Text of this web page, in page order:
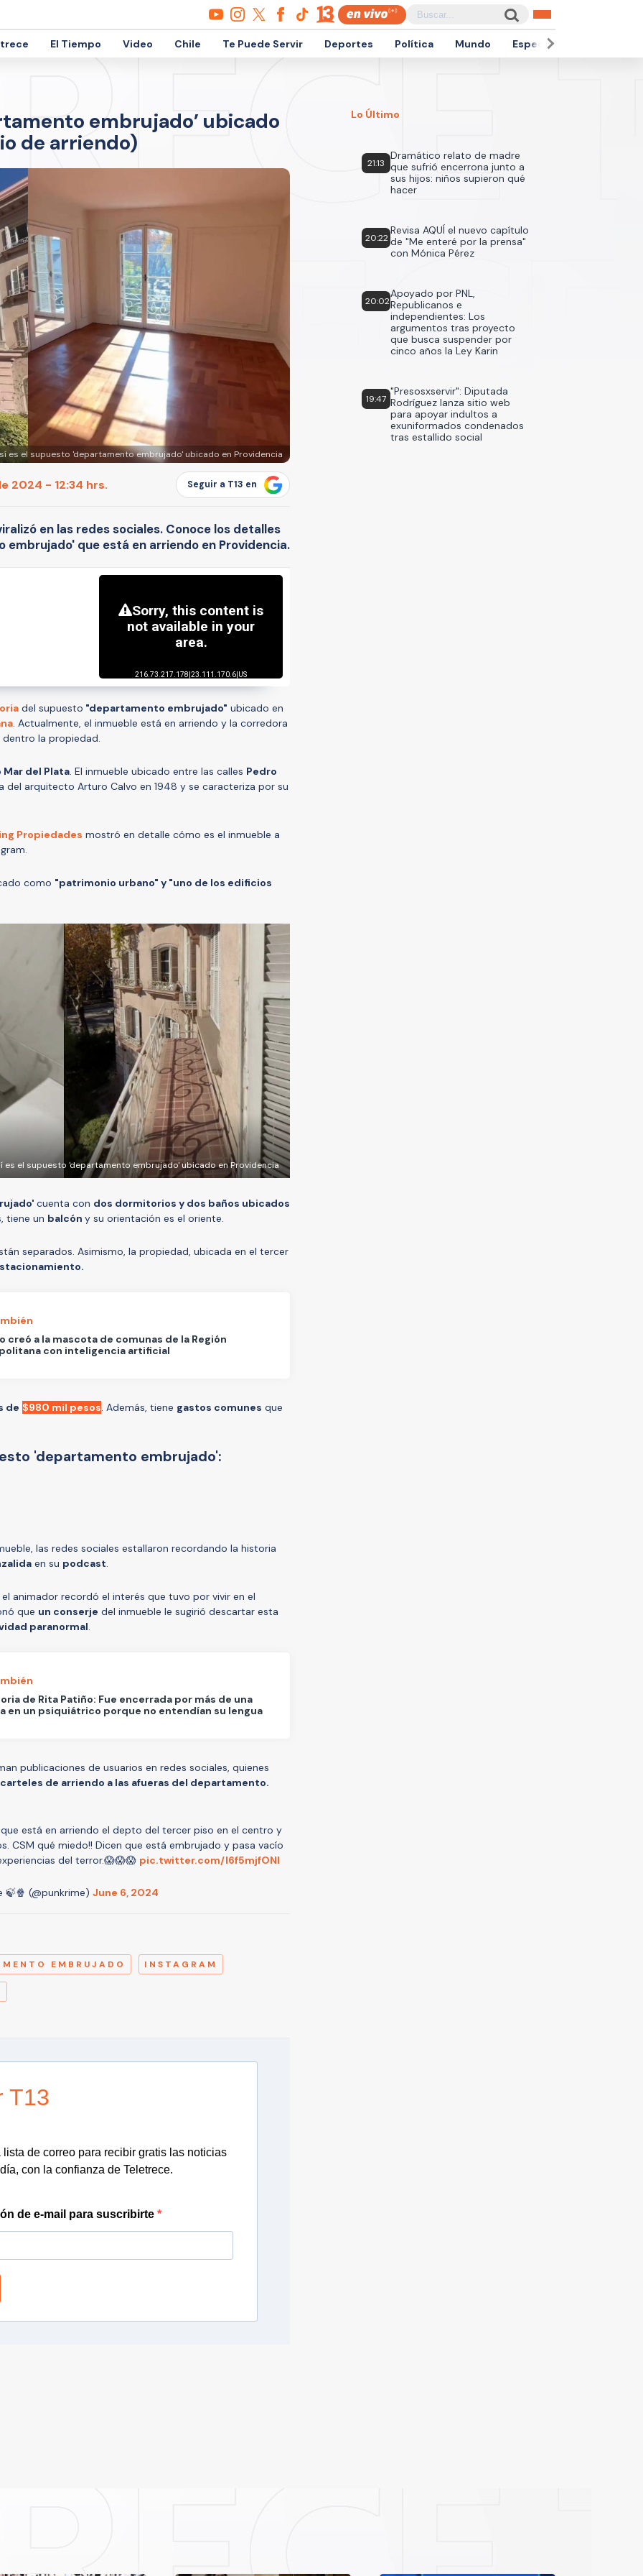
El Tiempo Video Chile Te Puede Servir Deportes Política Mundo Espectáculos
embrujado’ ubicado
de arriendo)
es el supuesto 'departamento embrujado' ubicado en Providencia
2024 - 12:34 hrs. Seguir a T13 en
en las redes sociales. Conoce los detalles
que está en arriendo en Providencia.
del supuesto "departamento embrujado" ubicado en
. Actualmente, el inmueble está en arriendo y la corredora
la propiedad.
del Plata. El inmueble ubicado entre las calles Pedro
del arquitecto Arturo Calvo en 1948 y se caracteriza por su
Propiedades mostró en detalle cómo es el inmueble a
como "patrimonio urbano" y "uno de los edificios
es el supuesto 'departamento embrujado' ubicado en Providencia
cuenta con dos dormitorios y dos baños ubicados
tiene un balcón y su orientación es el oriente.
separados. Asimismo, la propiedad, ubicada en el tercer
creó a la mascota de comunas de la Región
con inteligencia artificial
de $980 mil pesos. Además, tiene gastos comunes que
'departamento embrujado':
las redes sociales estallaron recordando la historia
en su podcast.
animador recordó el interés que tuvo por vivir en el
que un conserje del inmueble le sugirió descartar esta
paranormal.
de Rita Patiño: Fue encerrada por más de una
en un psiquiátrico porque no entendían su lengua
publicaciones de usuarios en redes sociales, quienes
de arriendo a las afueras del departamento.
está en arriendo el depto del tercer piso en el centro y
CSM qué miedo!! Dicen que está embrujado y pasa vacío
del terror.😱😱😱 pic.twitter.com/I6f5mjfONI
🍃🍿 (@punkrime) June 6, 2024
EMBRUJADO INSTAGRAM
T13
de correo para recibir gratis las noticias
con la confianza de Teletrece.
de e-mail para suscribirte
Lo Último
21:13
Dramático relato de madre
que sufrió encerrona junto a
sus hijos: niños supieron qué
hacer
20:22
Revisa AQUÍ el nuevo capítulo
de "Me enteré por la prensa"
con Mónica Pérez
20:02
Apoyado por PNL,
Republicanos e
independientes: Los
argumentos tras proyecto
que busca suspender por
cinco años la Ley Karin
19:47
"Presosxservir": Diputada
Rodríguez lanza sitio web
para apoyar indultos a
exuniformados condenados
tras estallido social